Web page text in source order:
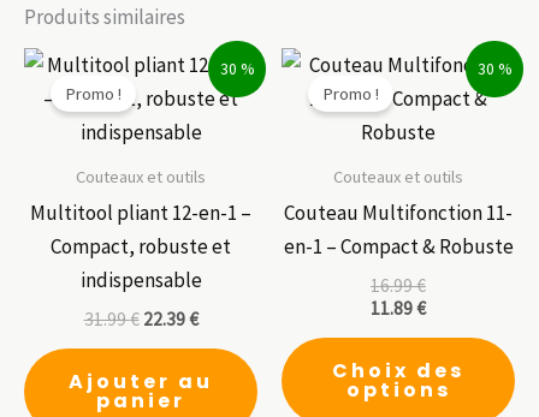
Produits similaires
30 %
Promo !
Couteaux et outils
Multitool pliant 12-en-1 –
Compact, robuste et
indispensable
31.99€ 22.39€
Ajouter au
panier
30 %
Promo !
Couteaux et outils
Couteau Multifonction 11-
en-1 – Compact & Robuste
16.99€
11.89€
Choix des
options